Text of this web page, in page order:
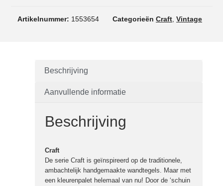
Artikelnummer: 1553654 Categorieën Craft, Vintage
Beschrijving
Aanvullende informatie
Beschrijving
Craft
De serie Craft is geïnspireerd op de traditionele,
ambachtelijk handgemaakte wandtegels. Maar met
een kleurenpalet helemaal van nu! Door de ‘schuin